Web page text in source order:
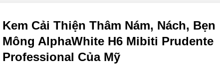
Kem Cải Thiện Thâm Nám, Nách, Bẹn
Mông AlphaWhite H6 Mibiti Prudente
Professional Của Mỹ